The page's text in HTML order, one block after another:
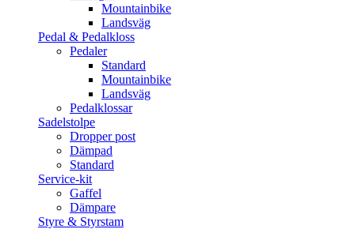
Mountainbike
Landsväg
Pedal & Pedalkloss
Pedaler
Standard
Mountainbike
Landsväg
Pedalklossar
Sadelstolpe
Dropper post
Dämpad
Standard
Service-kit
Gaffel
Dämpare
Styre & Styrstam